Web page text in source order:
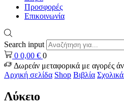
Προσφορές
Επικοινωνία
Search input
0 0,00 € 0
Δωρεάν μεταφορικά με αγορές
Αρχική σελίδα Shop Βιβλία
Λύκειο